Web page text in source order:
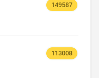
149587
113008